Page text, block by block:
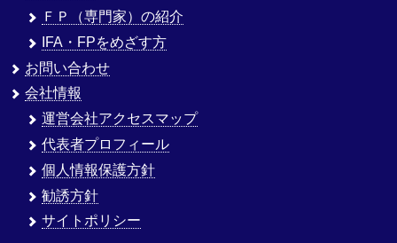
ＦＰ（専門家）の紹介
IFA・FPをめざす方
お問い合わせ
会社情報
運営会社アクセスマップ
代表者プロフィール
個人情報保護方針
勧誘方針
サイトポリシー